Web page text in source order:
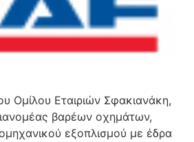
Ομίλου Εταιριών Σφακιανάκη,
βαρέων οχημάτων,
εξοπλισμού με έδρα